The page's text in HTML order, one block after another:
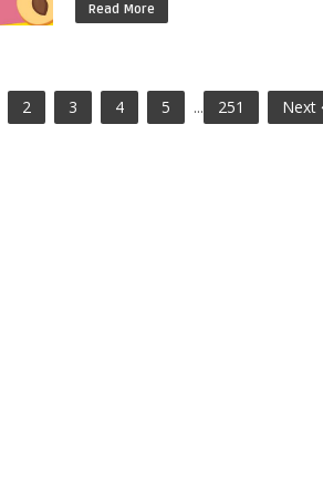
Read More
2 3 4 5 ... 251